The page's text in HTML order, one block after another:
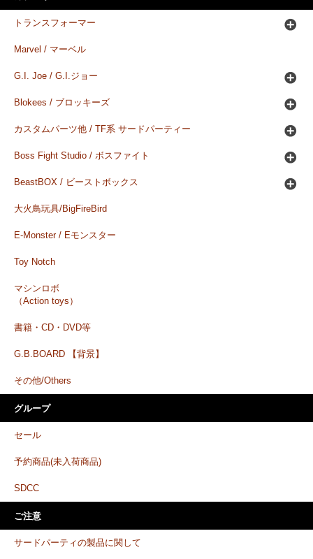
トランスフォーマー
Marvel / マーベル
G.I. Joe / G.I.ジョー
Blokees / ブロッキーズ
カスタムパーツ他 / TF系 サードパーティー
Boss Fight Studio / ボスファイト
BeastBOX / ビーストボックス
大火鳥玩具/BigFireBird
E-Monster / Eモンスター
Toy Notch
マシンロボ
（Action toys）
書籍・CD・DVD等
G.B.BOARD 【背景】
その他/Others
グループ
セール
予約商品(未入荷商品)
SDCC
ご注意
サードパーティの製品に関して